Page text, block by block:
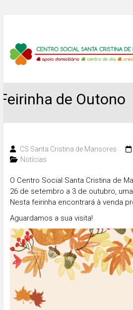
content
Centro
Santa
Cristina
de
Mansores
Feirinha de Outono
CS Santa Cristina de Mansores
Notícias
O Centro Social Santa Cristina de
26 de setembro a 3 de outubro,
Nesta feirinha encontrará à venda
Aguardamos a sua visita!